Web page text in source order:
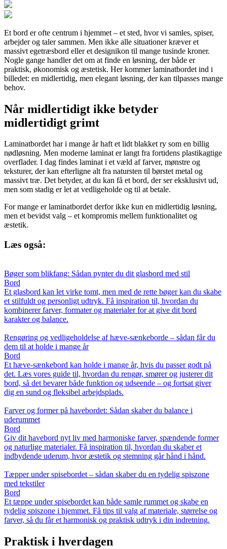
Et bord er ofte centrum i hjemmet – et sted, hvor vi samles, spiser,
arbejder og taler sammen. Men ikke alle situationer kræver et
massivt egetræsbord eller et designikon til mange tusinde kroner.
Nogle gange handler det om at finde en løsning, der både er
praktisk, økonomisk og æstetisk. Her kommer laminatbordet ind i
billedet: en midlertidig, men elegant løsning, der kan tilpasses mange
behov.
Når midlertidigt ikke betyder
midlertidigt grimt
Laminatbordet har i mange år haft et lidt blakket ry som en billig
nødløsning. Men moderne laminat er langt fra fortidens plastikagtige
overflader. I dag findes laminat i et væld af farver, mønstre og
teksturer, der kan efterligne alt fra natursten til børstet metal og
massivt træ. Det betyder, at du kan få et bord, der ser eksklusivt ud,
men som stadig er let at vedligeholde og til at betale.
For mange er laminatbordet derfor ikke kun en midlertidig løsning,
men et bevidst valg – et kompromis mellem funktionalitet og
æstetik.
Læs også:
Bøger som blikfang: Sådan pynter du dit glasbord med stil
Bord
Et glasbord kan let virke tomt, men med de rette bøger kan du skabe
et stilfuldt og personligt udtryk. Få inspiration til, hvordan du
kombinerer farver, formater og materialer for at give dit bord
karakter og balance.
Rengøring og vedligeholdelse af hæve-sænkeborde – sådan får du
dem til at holde i mange år
Bord
Et hæve-sænkebord kan holde i mange år, hvis du passer godt på
det. Læs vores guide til, hvordan du rengør, smører og justerer dit
bord, så det bevarer både funktion og udseende – og fortsat giver
dig en sund og fleksibel arbejdsplads.
Farver og former på havebordet: Sådan skaber du balance i
uderummet
Bord
Giv dit havebord nyt liv med harmoniske farver, spændende former
og naturlige materialer. Få inspiration til, hvordan du skaber et
indbydende uderum, hvor æstetik og stemning går hånd i hånd.
Tæpper under spisebordet – sådan skaber du en tydelig spiszone
med tekstiler
Bord
Et tæppe under spisebordet kan både samle rummet og skabe en
tydelig spiszone i hjemmet. Få tips til valg af materiale, størrelse og
farver, så du får et harmonisk og praktisk udtryk i din indretning.
Praktisk i hverdagen